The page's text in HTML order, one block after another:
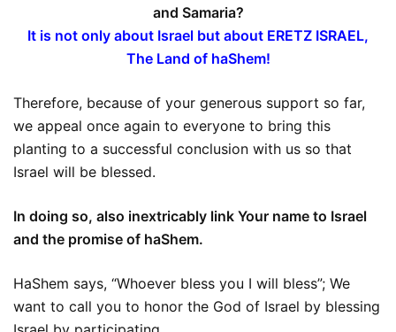
and Samaria?
It is not only about Israel but about ERETZ ISRAEL,
The Land of haShem!
Therefore, because of your generous support so far,
we appeal once again to everyone to bring this
planting to a successful conclusion with us so that
Israel will be blessed.
In doing so, also inextricably link Your name to Israel
and the promise of haShem.
HaShem says, “Whoever bless you I will bless”; We
want to call you to honor the God of Israel by blessing